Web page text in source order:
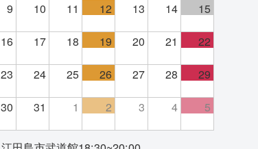
9 10 11 12 13 14 15
16 17 18 19 20 21 22
23 24 25 26 27 28 29
30 31 1 2 3 4 5